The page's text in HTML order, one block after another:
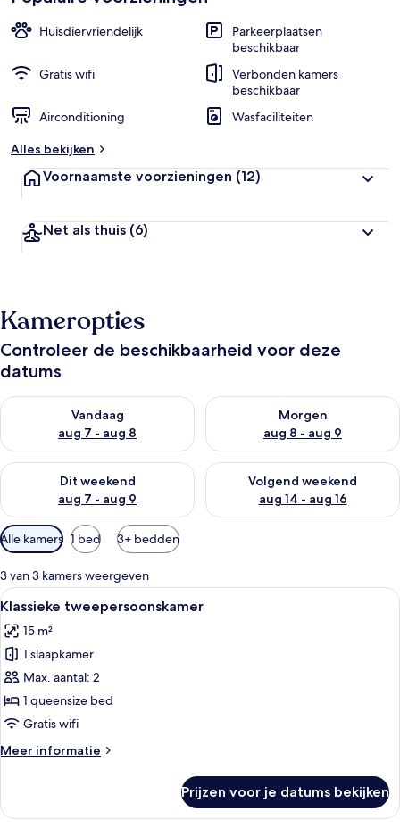
Huisdiervriendelijk
Parkeerplaatsen
beschikbaar
Gratis wifi
Verbonden kamers
beschikbaar
Airconditioning
Wasfaciliteiten
Alles bekijken
Voornaamste voorzieningen (12)
Net als thuis (6)
Kameropties
Controleer de beschikbaarheid voor deze
datums
Vandaag
aug 7 - aug 8
De beschikbaarheid controleren voor vanavond aug 7 - aug 8
Morgen
aug 8 - aug 9
De beschikbaarheid
Dit weekend
aug 7 - aug 9
De beschikbaarheid controleren voor dit weekend aug 7 -
Volgend weekend
aug 14 - aug 16
De beschikbaarheid
Beschikbare
filters
voor
kamers
Alle kamers 1 bed 3+ bedden
3 van 3 kamers weergeven
Alle
foto's
voor
Klassieke
tweepersoonskamer
laden
Een hotelkamer met een groot bed,
4
Klassieke tweepersoonskamer
15 m²
1 slaapkamer
Max. aantal: 2
1 queensize bed
Gratis wifi
Meer informatie
Meer
tweepersoonskamer
Prijzen voor je datums bekijken